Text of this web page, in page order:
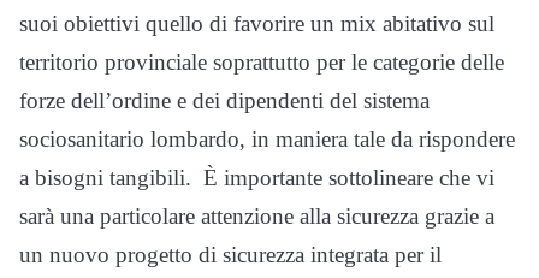
suoi obiettivi quello di favorire un mix abitativo sul
territorio provinciale soprattutto per le categorie delle
forze dell’ordine e dei dipendenti del sistema
sociosanitario lombardo, in maniera tale da rispondere
a bisogni tangibili. È importante sottolineare che vi
sarà una particolare attenzione alla sicurezza grazie a
un nuovo progetto di sicurezza integrata per il